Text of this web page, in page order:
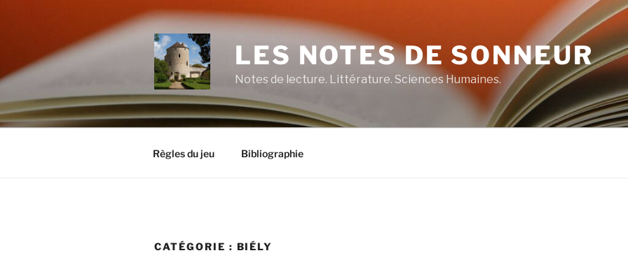
principal
LES NOTES DE SONNEUR
Notes de lecture. Littérature. Sciences Humaines.
Règles du jeu Bibliographie
CATÉGORIE : BIÉLY